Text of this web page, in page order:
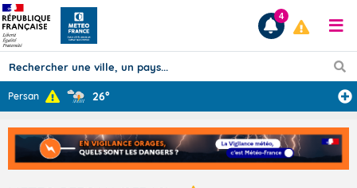
Prévisions
TOUS LES RÉSULTATS
4
Persan 26°